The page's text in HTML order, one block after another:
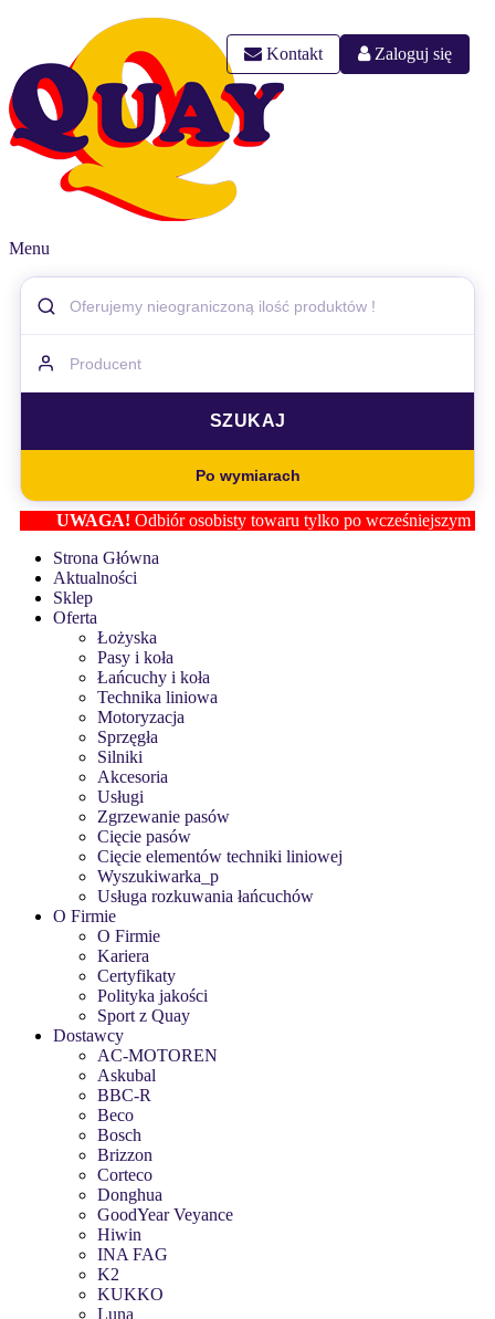
Kontakt Zaloguj się
Menu
Po wymiarach
UWAGA!Odbiór osobisty towaru tylko po wcześniejszym
Strona Główna
Aktualności
Sklep
Oferta
Łożyska
Pasy i koła
Łańcuchy i koła
Technika liniowa
Motoryzacja
Sprzęgła
Silniki
Akcesoria
Usługi
Zgrzewanie pasów
Cięcie pasów
Cięcie elementów techniki liniowej
Wyszukiwarka_p
Usługa rozkuwania łańcuchów
O Firmie
O Firmie
Kariera
Certyfikaty
Polityka jakości
Sport z Quay
Dostawcy
AC-MOTOREN
Askubal
BBC-R
Beco
Bosch
Brizzon
Corteco
Donghua
GoodYear Veyance
Hiwin
INA FAG
K2
KUKKO
Luna